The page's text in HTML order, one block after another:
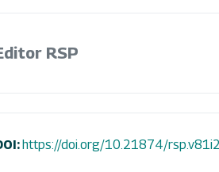
RSP
https://doi.org/10.21874/